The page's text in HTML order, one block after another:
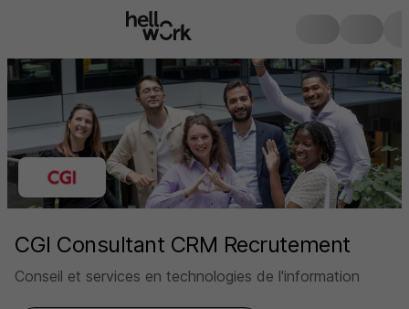
CGI Consultant CRM Recrutement
Conseil et services en technologies de l'information